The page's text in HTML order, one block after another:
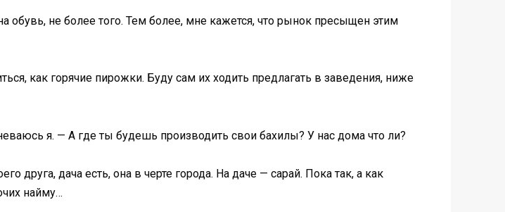
не более того. Тем более, мне кажется, что рынок пресыщен этим
как горячие пирожки. Буду сам их ходить предлагать в заведения, ниже
я. — А где ты будешь производить свои бахилы? У нас дома что ли?
друга, дача есть, она в черте города. На даче — сарай. Пока так, а как
найму…